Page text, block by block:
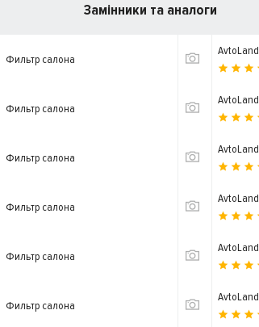
Замінники та аналоги
Фильтр салона
AvtoLand
Фильтр салона
AvtoLand
Фильтр салона
AvtoLand
Фильтр салона
AvtoLand
Фильтр салона
AvtoLand
Фильтр салона
AvtoLand